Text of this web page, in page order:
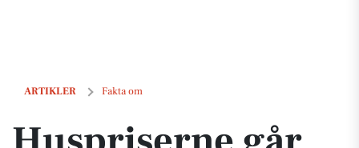
ARTIKLER Fakta om
Huspriserne går ned i Tønder Kommune